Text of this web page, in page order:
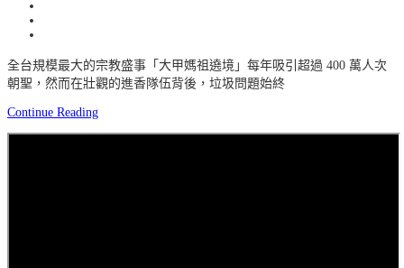
全台規模最大的宗教盛事「大甲媽祖遶境」每年吸引超過 400 萬人次
朝聖，然而在壯觀的進香隊伍背後，垃圾問題始終
Continue Reading